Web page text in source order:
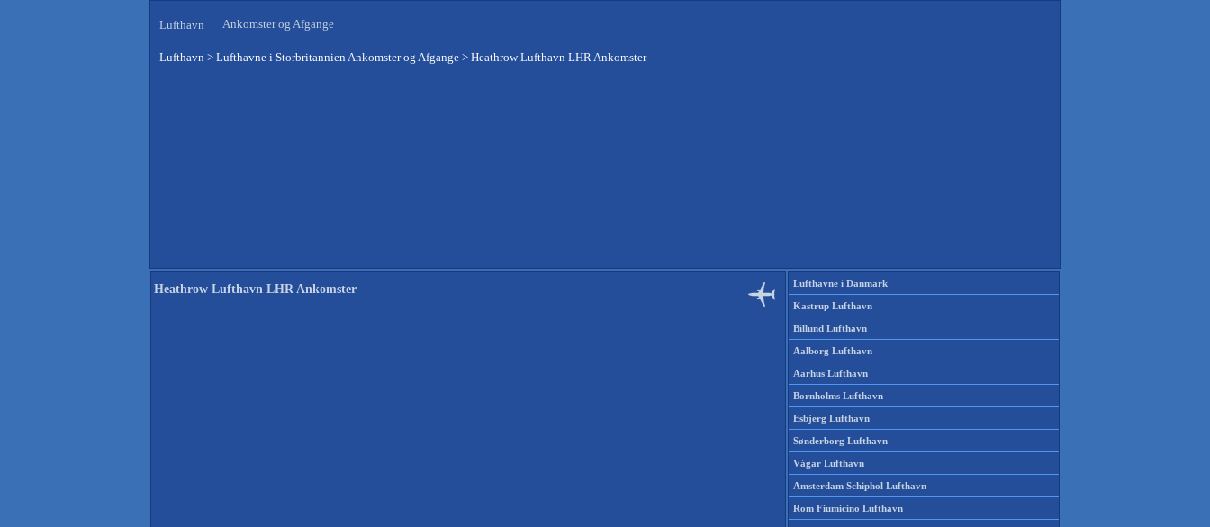
Lufthavn Ankomster og Afgange
Lufthavn > Lufthavne i Storbritannien Ankomster og Afgange > Heathrow Lufthavn LHR Ankomster
Heathrow Lufthavn LHR Ankomster Lufthavne i Danmark
Kastrup Lufthavn
Billund Lufthavn
Aalborg Lufthavn
Aarhus Lufthavn
Bornholms Lufthavn
Esbjerg Lufthavn
Sønderborg Lufthavn
Vágar Lufthavn
Amsterdam Schiphol Lufthavn
Rom Fiumicino Lufthavn